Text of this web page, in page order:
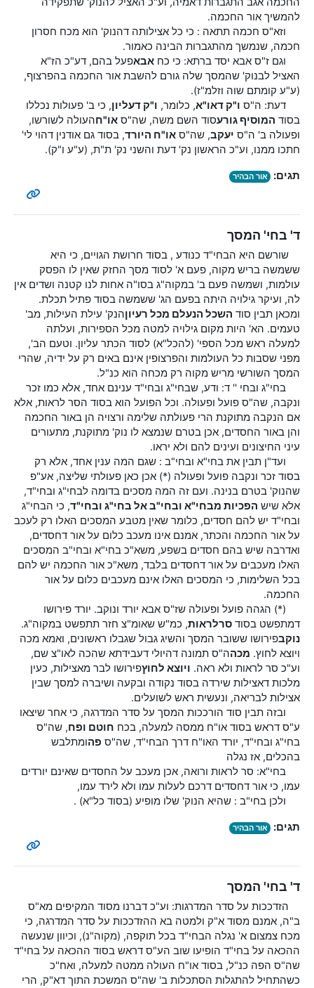
להמשיך אור החכמה.
וזא"ס חכמה תתאה : כי כל אצילותה דהנוק' הוא מכח חסרון
חכמה, שנמשך מהתגברות הבינה כאמור.
וגם ז"ס אבא יסד ברתא: כי כח אבאפעל בהם, דע"כ הז"א
האציל לבנוק' שהמסך שלה גורם להשבת אור החכמה בהפרצוף,
(ע"ע קומתם שוה וזלמ"ז).
דעת: ה"ס ו"ק דאו"א, כלומר, ו"ק דעליון, כי ב' פעולות נכללו
בסוד המוסיף גורעסוד השם משה, שה"ס או"חהעולה לשורשו,
ופעולה ב' ה"ס יעקב, שה"ס או"ח היורד, בסוד גם אודנין דהוי לי'
חתכו ממנו, וע"כ הראשון נק' דעת והשני נק' ת"ת, (ע"ע ו"ק).
תגים: אור הבהיר
ד' בחי' המסך
שורשם היא הבחי"ד כנודע , בסוד חרושת הגויים, כי היא
ששמשה בריש מקוה, פעם א' לסוד מסך החזק שאין לו הפסק
עולמות, ושמשה פעם ב' במקוה"ג בסו"ה אחות לנו קטנה ושדים אין
לה, ועיקר גילויה היתה בפעם הג' ששמשה בסוד פתיל תכלת.
ומכאן תבין סוד השכל הנעלם מכל רעיוןהנק' עילת העילות, מב'
טעמים. הא' היות מקום גילויה למטה מכל הספירות, ועלתה
למעלה ראש מכל הספי' (להכל"א) לסוד הכתר עליון. וטעם הב',
מפני שסבות כל העולמות והפרצופין אינם באים רק על ידיה, שהרי
המסך השורשי מריש מקוה רק מכחה הוא כנ"ל.
בחי"ג ובחי '' ד: ודע, שבחי"ג ובחי"ד ענינם אחד, אלא כמו זכר
ונקבה, שה"ס פועל ופעולה. וכל הפועל הוא בסוד הסר לראות, אלא
אם הנקבה מתוקנת הרי פעולתה שלימה ורצויה הן באור החכמה
והן באור החסדים, אכן בטרם שנמצא לו נוק' מתוקנת, מתעורים
עיני החיצונים ועינים להם ולא יראו.
ועד"ן תבין את בחי"א ובחי"ב : שגם המה ענין אחד, אלא רק
בסוד זכר ונקבה פועל ופעולה (*) אכן כאן פעולתי שליצה, אע"פ
שהנוק' בטרם בנינה. ועם זה המה מסכים בדומה לבחי"ג ובחי"ד,
אלא שיש הפכיות מבחי"א ובחי"ב אל בחי"ג ובחי"ד, כי הבחי"ג
ובחי"ד יש להם חסדים, כלומר שאין מטבע המסכים האלו רק לעכב
על אור החכמה והכתר, אמנם אינו מעכב כלום על אור דחסדים,
ואדרבה שיש בהם חסדים בשפע, משא"כ בחי"א ובחי"ב המסכים
האלו מעכבים על אור דחסדים בלבד, משא"כ אור החכמה יש להם
בכל השלימות, כי המסכים האלו אינם מעכבים כלום על אור
החכמה.
(*) הגהה פועל ופעולה שז"ס אבא יורד ונוקב. יורד פירושו
דמתפשט בסוד סרלראות, כמ"ש שאומ"צ חזר תתפשט במקוה"ג.
נוקבפירושו ששובר המסך והשיג גבול שגבלו ראשונים, ואמא מכה
ויוצא לחוץ. מכהה"ס תמונה דהיולי דעבידתא שהכה לאו"צ שם,
וע"כ סר לראות ולא ראה. ויוצא לחוץפירושו לבר מאצילות, כעין
מלכות דאצילות שירדה בסוד נקודה ובקעה ושיברה למסך שבין
אצילות לבריאה, ונעשית ראש לשועלים.
ובזה תבין סוד הורככות המסך על סדר המדרגה, כי אחר שיצאו
ע"ס דראש בסוד או"ח ממסה למעלה, בכח חוטם ופח, שה"ס
בחי"ג ובחי"ד, יורד האו"ח דרך הבחי"ד, שה"ס פהומתלבש
בהכלים, אז נגלה
בחי"א: סר לראות ורואה, אכן מעכב על החסדים שאינם יורדים
עמו, כי אור דחסדים דרכם לעלות עמו ולא לירד עמו,
ולכן בחי"ב : שהיא הנוק' שלו מופיע (בסוד כל"א) .
תגים: אור הבהיר
ד' בחי' המסך
הזדככות על סדר המדרגות: וע"כ דברנו מסוד המקיפים מא"ס
ב"ה, אמנם מסוד א"ק ולמטה בא ההזדככות על סדר המדרגה, כי
מכח צמצום א' נגלה הבחי"ד בכל תוקפה, (מקוה"נ), וכיוון שנעשה
ההכאה על בחי"ד הופיעו שוב הע"ס דראש בסוד ההכאה על בחי"ד
שה"ס הפה כנ"ל, בסוד או"ח העולה ממטה למעלה, ואח"כ
כשהתחיל להתגלות הסתכלות ב' שה"ס המשכת התוך דא"ק, הרי